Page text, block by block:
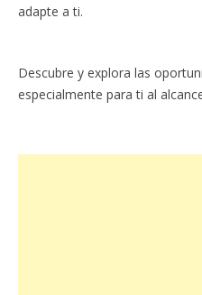
adapte a ti.
Descubre y explora las
especialmente para ti al